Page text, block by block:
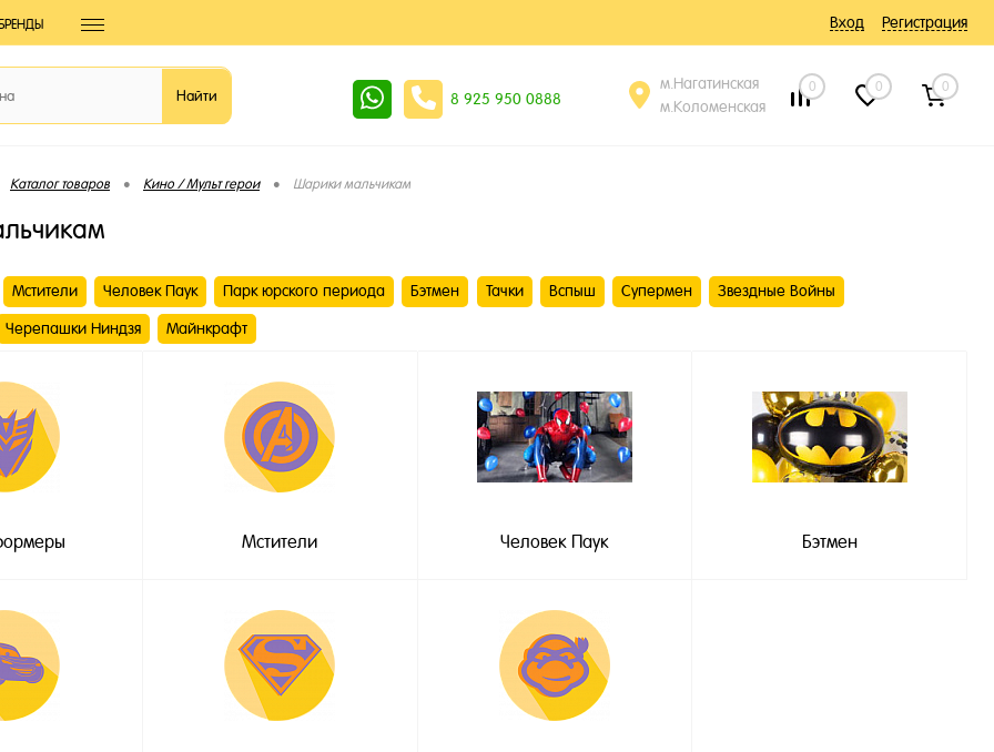
БРЕНДЫ Вход Регистрация
8 925 950 0888
м.Нагатинская
м.Коломенская
0 0 0
Каталог товаров • Кино / Мульт герои • Шарики мальчикам
Мстители Человек Паук Парк юрского периода Бэтмен Тачки Вспыш Супермен Звездные Войны
Черепашки Ниндзя Майнкрафт
Мстители Человек Паук Бэтмен